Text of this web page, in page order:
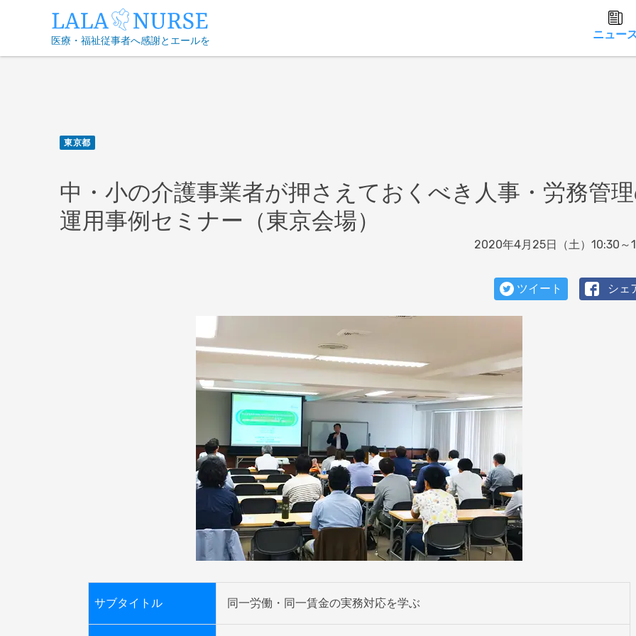
医療・福祉従事者へ感謝とエールを ニュー
東京都
中・小の介護事業者が押さえておくべき人事・労務管
運用事例セミナー（東京会場）
2020年4月25日（土）10:30～
ツイート シェ
サブタイトル 同一労働・同一賃金の実務対応を学ぶ